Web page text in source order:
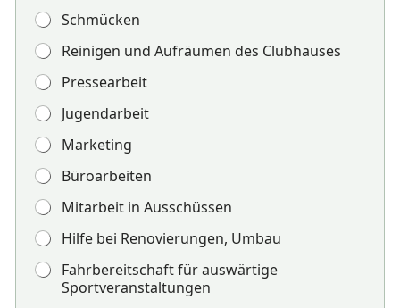
Schmücken
Reinigen und Aufräumen des Clubhauses
Pressearbeit
Jugendarbeit
Marketing
Büroarbeiten
Mitarbeit in Ausschüssen
Hilfe bei Renovierungen, Umbau
Fahrbereitschaft für auswärtige
Sportveranstaltungen